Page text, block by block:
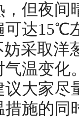
但夜间
可达15℃
采取洋
温变化
大家尽
施的同